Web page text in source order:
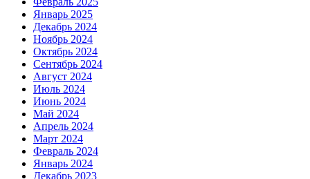
Январь 2025
Декабрь 2024
Ноябрь 2024
Октябрь 2024
Сентябрь 2024
Август 2024
Июль 2024
Июнь 2024
Май 2024
Апрель 2024
Март 2024
Февраль 2024
Январь 2024
Декабрь 2023